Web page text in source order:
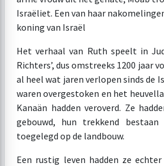
Israëliet. Een van haar
koning van Israël
Het verhaal van Ruth speelt in
Richters’, dus omstreeks 1200 jaar
al heel wat jaren verlopen sinds de
waren overgestoken en het
Kanaän hadden veroverd. Ze
gebouwd, hun trekkend bestaan
toegelegd op de landbouw.
Een rustig leven hadden ze